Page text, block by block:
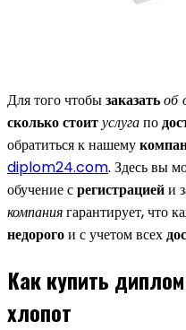
Для того чтобызаказатьоб
сколько стоитуслугапо
обратиться к нашему
diplom24.com. Здесь вы
обучение срегистрациейи
компаниягарантирует, что
недорогои с учетом всех
Как купить
хлопот